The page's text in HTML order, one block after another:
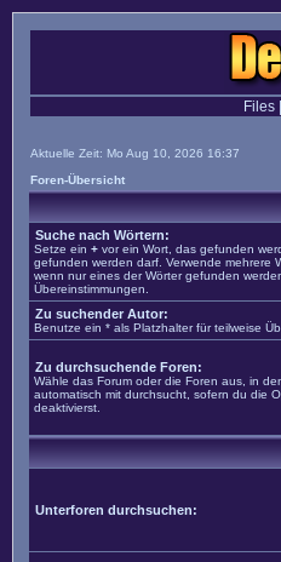
Files|
Aktuelle Zeit: Mo Aug 10, 2026 16:37
Foren-Übersicht
Suche nach Wörtern:
Setze ein + vor ein Wort, das gefunden
gefunden werden darf. Verwende mehrere
wenn nur eines der Wörter gefunden
Übereinstimmungen.
Zu suchender Autor:
Benutze ein * als Platzhalter für teilweise
Zu durchsuchende Foren:
Wähle das Forum oder die Foren aus, in
automatisch mit durchsucht, sofern du die
deaktivierst.
Unterforen durchsuchen: